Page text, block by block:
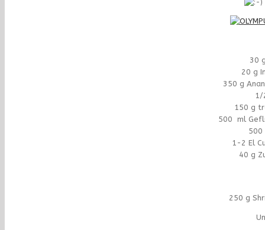
30
20 g
350 g
1/
150 g
500 ml
500
1-2 El
40 g
250 g